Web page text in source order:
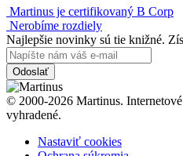
Martinus je certifikovaný B Corp
Nerobíme rozdiely
Najlepšie novinky sú tie knižné.
Odoslať
© 2000-2026 Martinus.
vyhradené.
Nastaviť cookies